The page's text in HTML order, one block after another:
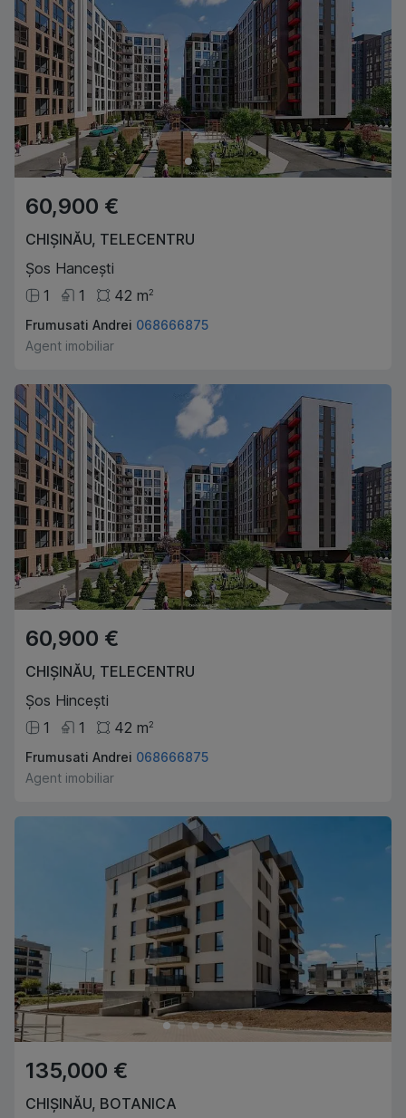
60,900 €
CHIȘINĂU, TELECENTRU
Șos Hancești
1
1 42 m2
Frumusati Andrei 068666875
Agent imobiliar
60,900 €
CHIȘINĂU, TELECENTRU
Șos Hincești
1
1 42 m2
Frumusati Andrei 068666875
Agent imobiliar
135,000 €
CHIȘINĂU, BOTANICA